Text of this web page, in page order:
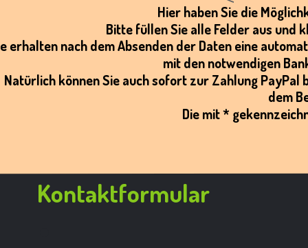
Kontaktformular
Hier haben Sie die
Bitte füllen Sie alle Felder aus und
erhalten nach dem Absenden der Daten eine
mit den notwendigen
Natürlich können Sie auch sofort zur Zahlung
dem
Die mit *